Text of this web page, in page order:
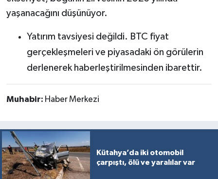
yaşanacağını düşünüyor.
Yatırım tavsiyesi değildi. BTC fiyat
gerçekleşmeleri ve piyasadaki ön görülerin
derlenerek haberleştirilmesinden ibarettir.
Muhabir: Haber Merkezi
Kütahya’da iki otomobil
çarpıştı, ölü ve yaralılar var